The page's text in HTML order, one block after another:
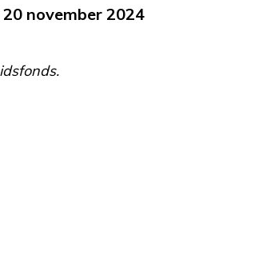
november 2024